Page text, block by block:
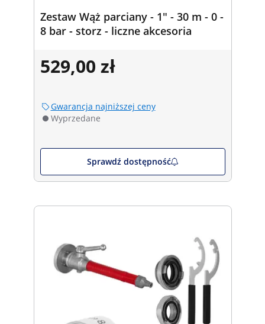
Zestaw Wąż parciany - 1" - 30 m - 0 -
8 bar - storz - liczne akcesoria
529,00 zł
Gwarancja najniższej ceny
Wyprzedane
Sprawdź dostępność